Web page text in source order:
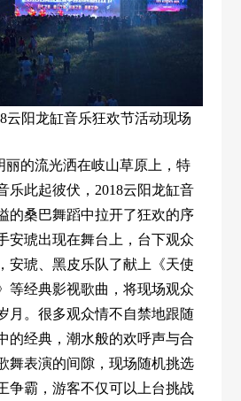
云阳龙缸音乐狂欢节活动现场
丽的流光洒在岐山草原上，特
乐此起彼伏，2018云阳龙缸音
的桑巴舞蹈中拉开了狂欢的序
安琥出现在舞台上，台下观众
安琥、黑皮乐队了献上《天使
等经典影视歌曲，将现场观众
月。很多观众情不自禁地跟随
的经典，潮水般的欢呼声与合
舞表演的间隙，现场随机挑选
争霸，游客不仅可以上台挑战